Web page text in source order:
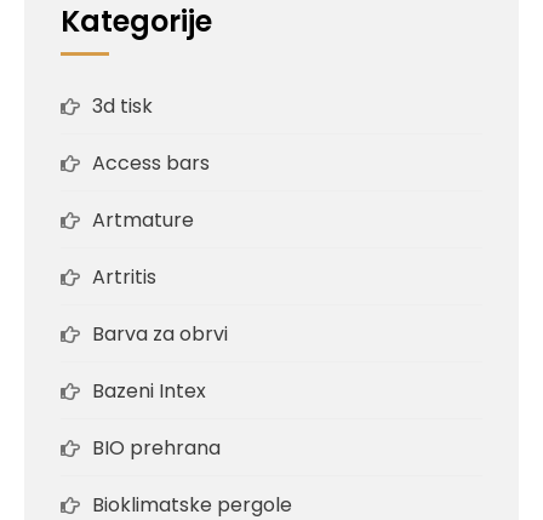
Kategorije
3d tisk
Access bars
Artmature
Artritis
Barva za obrvi
Bazeni Intex
BIO prehrana
Bioklimatske pergole